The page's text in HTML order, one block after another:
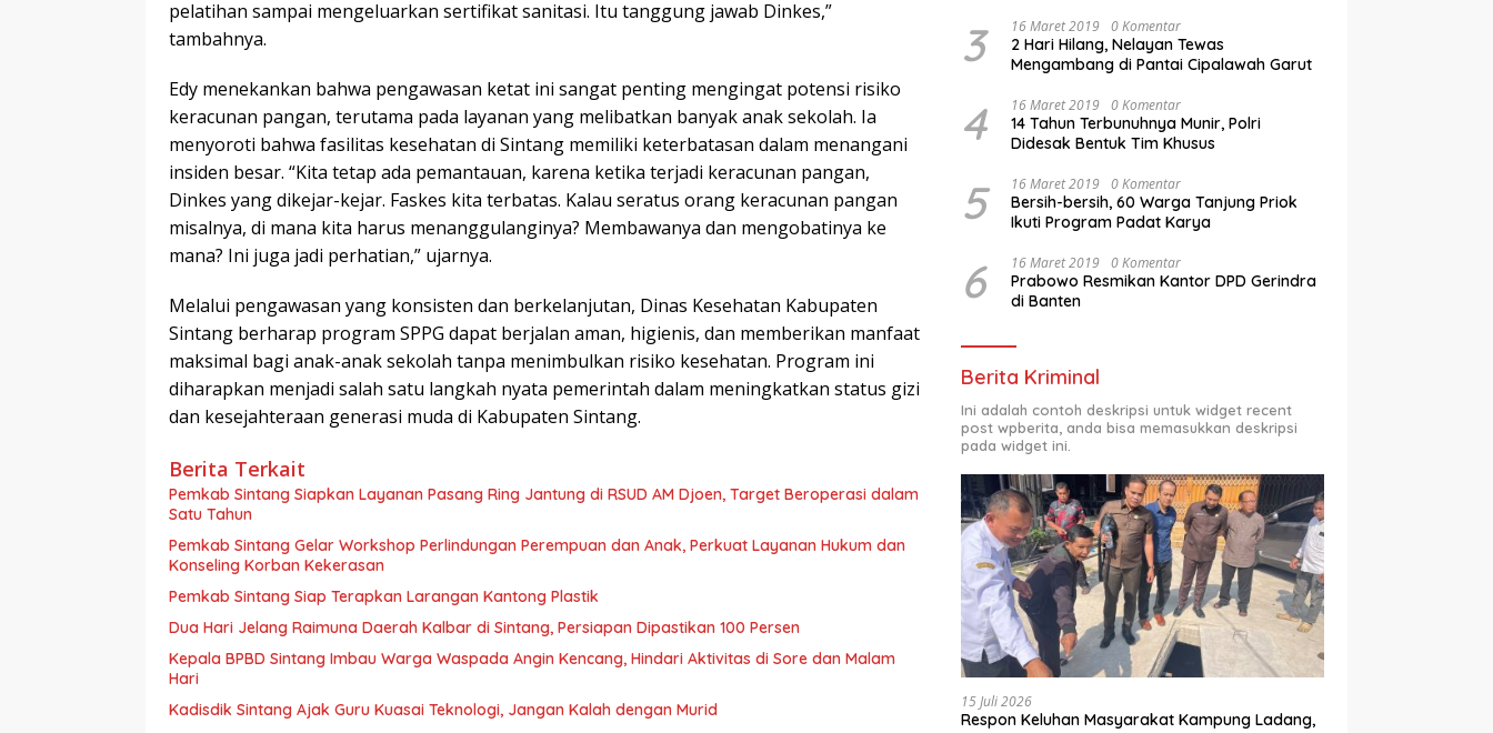
pelatihan sampai mengeluarkan sertifikat sanitasi. Itu tanggung jawab Dinkes,”
tambahnya.
Edy menekankan bahwa pengawasan ketat ini sangat penting mengingat potensi risiko
keracunan pangan, terutama pada layanan yang melibatkan banyak anak sekolah. Ia
menyoroti bahwa fasilitas kesehatan di Sintang memiliki keterbatasan dalam menangani
insiden besar. “Kita tetap ada pemantauan, karena ketika terjadi keracunan pangan,
Dinkes yang dikejar-kejar. Faskes kita terbatas. Kalau seratus orang keracunan pangan
misalnya, di mana kita harus menanggulanginya? Membawanya dan mengobatinya ke
mana? Ini juga jadi perhatian,” ujarnya.
Melalui pengawasan yang konsisten dan berkelanjutan, Dinas Kesehatan Kabupaten
Sintang berharap program SPPG dapat berjalan aman, higienis, dan memberikan manfaat
maksimal bagi anak-anak sekolah tanpa menimbulkan risiko kesehatan. Program ini
diharapkan menjadi salah satu langkah nyata pemerintah dalam meningkatkan status gizi
dan kesejahteraan generasi muda di Kabupaten Sintang.
Berita Terkait
Pemkab Sintang Siapkan Layanan Pasang Ring Jantung di RSUD AM Djoen, Target Beroperasi dalam
Satu Tahun
Pemkab Sintang Gelar Workshop Perlindungan Perempuan dan Anak, Perkuat Layanan Hukum dan
Konseling Korban Kekerasan
Pemkab Sintang Siap Terapkan Larangan Kantong Plastik
Dua Hari Jelang Raimuna Daerah Kalbar di Sintang, Persiapan Dipastikan 100 Persen
Kepala BPBD Sintang Imbau Warga Waspada Angin Kencang, Hindari Aktivitas di Sore dan Malam
Hari
Kadisdik Sintang Ajak Guru Kuasai Teknologi, Jangan Kalah dengan Murid
3 16 Maret 2019 0 Komentar
2 Hari Hilang, Nelayan Tewas
Mengambang di Pantai Cipalawah Garut
4 16 Maret 2019 0 Komentar
14 Tahun Terbunuhnya Munir, Polri
Didesak Bentuk Tim Khusus
5 16 Maret 2019 0 Komentar
Bersih-bersih, 60 Warga Tanjung Priok
Ikuti Program Padat Karya
6 16 Maret 2019 0 Komentar
Prabowo Resmikan Kantor DPD Gerindra
di Banten
Berita Kriminal
Ini adalah contoh deskripsi untuk widget recent
post wpberita, anda bisa memasukkan deskripsi
pada widget ini.
15 Juli 2026
Respon Keluhan Masyarakat Kampung Ladang,